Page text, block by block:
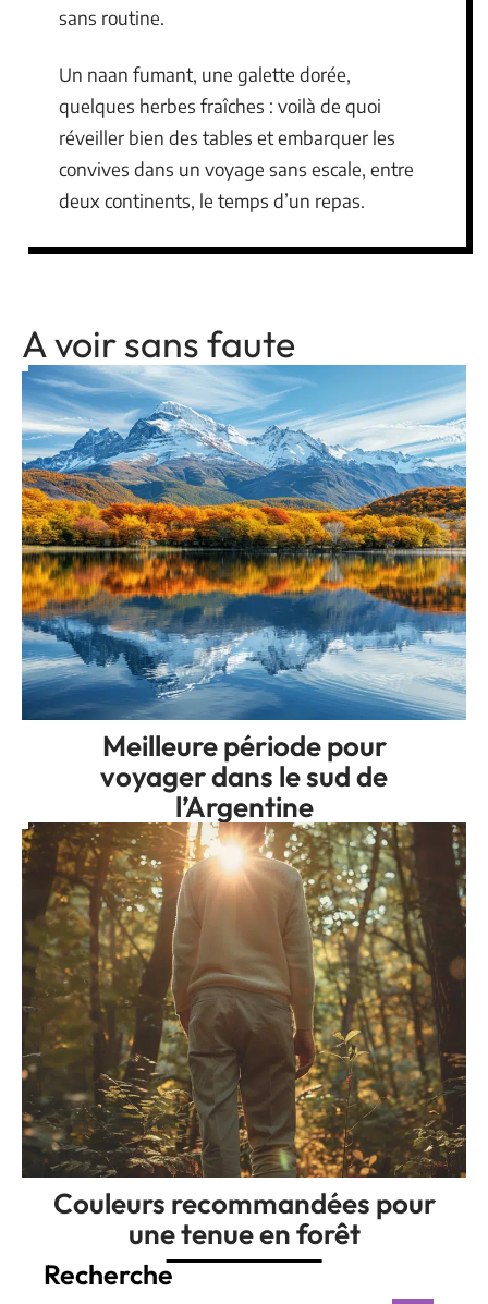
sans routine.
Un naan fumant, une galette dorée,
quelques herbes fraîches : voilà de quoi
réveiller bien des tables et embarquer les
convives dans un voyage sans escale, entre
deux continents, le temps d’un repas.
A voir sans faute
Meilleure période pour
voyager dans le sud de
l’Argentine
Couleurs recommandées pour
une tenue en forêt
Recherche